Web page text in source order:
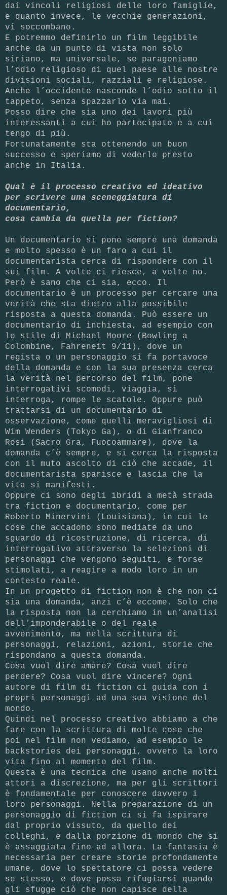
dai vincoli religiosi delle loro famiglie,
e quanto invece, le vecchie generazioni,
vi soccombano.
E potremmo definirlo un film leggibile
anche da un punto di vista non solo
siriano, ma universale, se paragoniamo
l’odio religioso di quel paese alle nostre
divisioni sociali, razziali e religiose.
Anche l’occidente nasconde l’odio sotto il
tappeto, senza spazzarlo via mai.
Posso dire che sia uno dei lavori più
interessanti a cui ho partecipato e a cui
tengo di più.
Fortunatamente sta ottenendo un buon
successo e speriamo di vederlo presto
anche in Italia.
Qual è il processo creativo ed ideativo
per scrivere una sceneggiatura di
documentario,
cosa cambia da quella per fiction?
Un documentario si pone sempre una domanda
e molto spesso è un faro a cui il
documentarista cerca di rispondere con il
sui film. A volte ci riesce, a volte no.
Però è sano che ci sia, ecco. Il
documentario è un processo per cercare una
verità che sta dietro alla possibile
risposta a questa domanda. Può essere un
documentario di inchiesta, ad esempio con
lo stile di Michael Moore (Bowling a
Colombine, Fahreneit 9/11), dove un
regista o un personaggio si fa portavoce
della domanda e con la sua presenza cerca
la verità nel percorso del film, pone
interrogativi scomodi, viaggia, si
interroga, rompe le scatole. Oppure può
trattarsi di un documentario di
osservazione, come quelli meravigliosi di
Wim Wenders (Tokyo Ga), o di Gianfranco
Rosi (Sacro Gra, Fuocoammare), dove la
domanda c’è sempre, e si cerca la risposta
con il muto ascolto di ciò che accade, il
documentarista sparisce e lascia che la
vita si manifesti.
Oppure ci sono degli ibridi a metà strada
tra fiction e documentario, come per
Roberto Minervini (Louisiana), in cui le
cose che accadono sono mediate da uno
sguardo di ricostruzione, di ricerca, di
interrogativo attraverso la selezioni di
personaggi che vengono seguiti, e forse
stimolati, a reagire a modo loro in un
contesto reale.
In un progetto di fiction non è che non ci
sia una domanda, anzi c’è eccome. Solo che
la risposta non la cerchiamo in un’analisi
dell’imponderabile o del reale
avvenimento, ma nella scrittura di
personaggi, relazioni, azioni, storie che
rispondano a questa domanda.
Cosa vuol dire amare? Cosa vuol dire
perdere? Cosa vuol dire vincere? Ogni
autore di film di fiction ci guida con i
propri personaggi ad una sua visione del
mondo.
Quindi nel processo creativo abbiamo a che
fare con la scrittura di molte cose che
poi nel film non vediamo, ad esempio le
backstories dei personaggi, ovvero la loro
vita fino al momento del film.
Questa è una tecnica che usano anche molti
attori a discrezione, ma per gli scrittori
è fondamentale per conoscere davvero i
loro personaggi. Nella preparazione di un
personaggio di fiction ci si fa ispirare
dal proprio vissuto, da quello dei
colleghi, e dalla porzione di mondo che si
è assaggiata fino ad allora. La fantasia è
necessaria per creare storie profondamente
umane, dove lo spettatore ci possa vedere
se stesso, e dove possa rifugiarsi quando
gli sfugge ciò che non capisce della